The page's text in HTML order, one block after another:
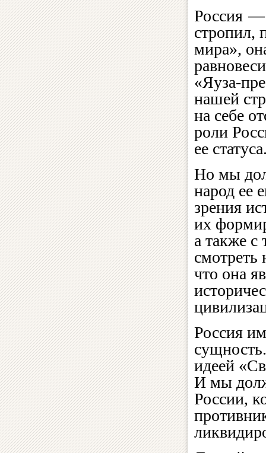
Россия —
стропил,
мира»,
«Яуза-
нашей
на себе
роли
ее
Но мы
народ ее
зрения
их
а также с
что она
Россия
идеей
И мы
России,